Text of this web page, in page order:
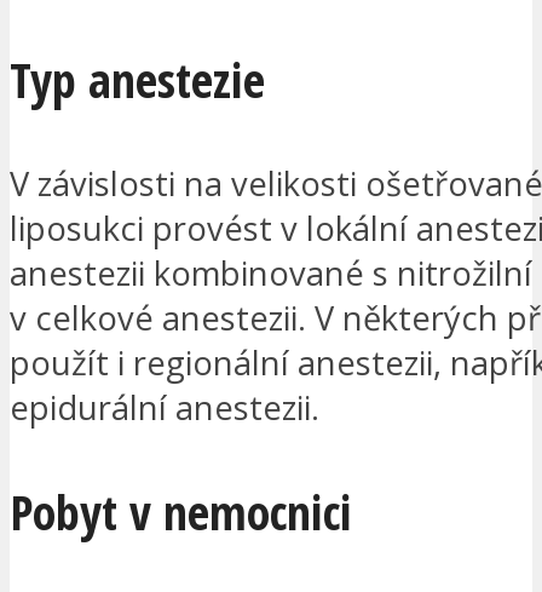
Typ anestezie
V závislosti na velikosti
liposukci provést v lokální
anestezii kombinované s
v celkové anestezii. V některých
použít i regionální anestezii,
epidurální anestezii.
Pobyt v nemocnici